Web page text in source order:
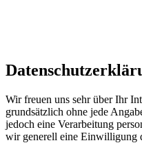
Wir freuen uns sehr über Ihr
grundsätzlich ohne jede
jedoch eine Verarbeitung
wir generell eine Einwilligung